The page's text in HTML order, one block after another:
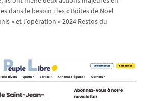
dans le besoin : les « Boîtes de Noël
» et l’opération « 2024 Restos du